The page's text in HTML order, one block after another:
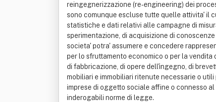
reingegnerizzazione (re-engineering) dei
sono comunque escluse tutte quelle attivita' il
statistiche e dati relativi alle campagne di
sperimentazione, di acquisizione di
societa' potra' assumere e concedere
per lo sfruttamento economico o per la vendita
di fabbricazione, di opere dell'ingegno, di
mobiliari e immobiliari ritenute necessarie o
imprese di oggetto sociale affine o connesso
inderogabili norme di legge.